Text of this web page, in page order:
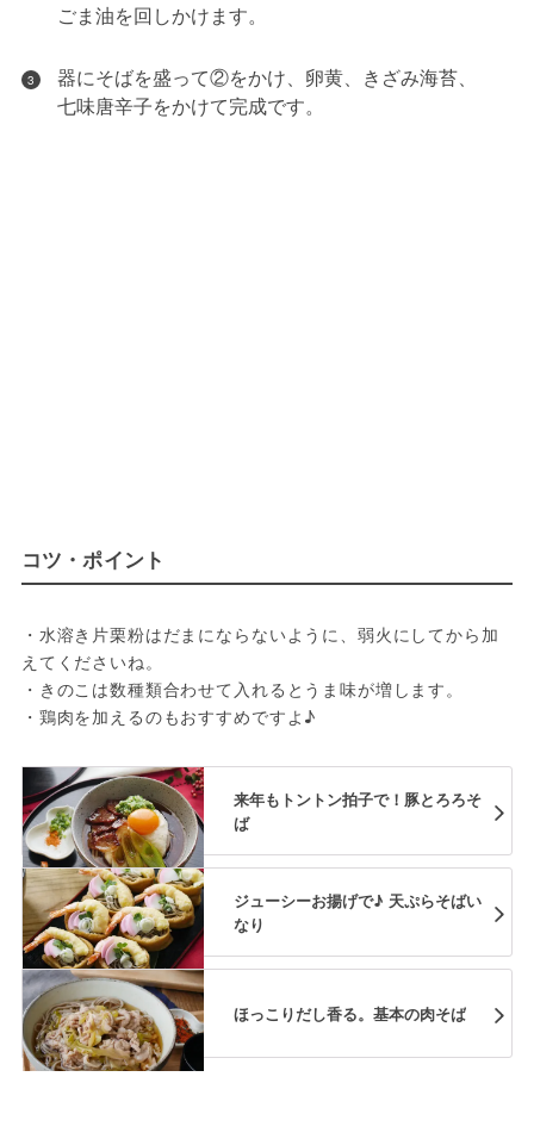
ごま油を回しかけます。
3
器にそばを盛って②をかけ、卵黄、きざみ海苔、
七味唐辛子をかけて完成です。
コツ・ポイント
・水溶き片栗粉はだまにならないように、弱火にしてから加
えてくださいね。
・きのこは数種類合わせて入れるとうま味が増します。
来年もトントン拍子で！豚とろろそ
ば
ジューシーお揚げで♪ 天ぷらそばい
なり
ほっこりだし香る。基本の肉そば